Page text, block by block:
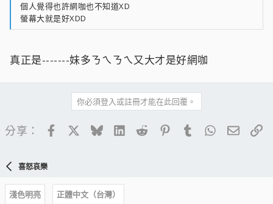
個人覺得也許網咖也不知道XD
螢幕大就是好XDD
真正是-------妹多ㄋㄟㄋㄟ又大才是好網咖
你必須登入或註冊才能在此回覆。
分享： FacebookBlueskyLinkedIn
Reddit PinterestTumblrWhatsApp
電子
喜怒哀樂
淺色明亮
正體中文（台灣）